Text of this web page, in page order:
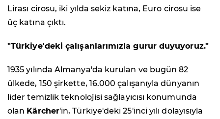
Lirası cirosu, iki yılda sekiz katına, Euro cirosu ise
üç katına çıktı.
"Türkiye'deki çalışanlarımızla gurur duyuyoruz."
1935 yılında Almanya'da kurulan ve bugün 82
ülkede, 150 şirkette, 16.000 çalışanıyla dünyanın
lider temizlik teknolojisi sağlayıcısı konumunda
olan Kärcher'in, Türkiye'deki 25'inci yılı dolayısıyla